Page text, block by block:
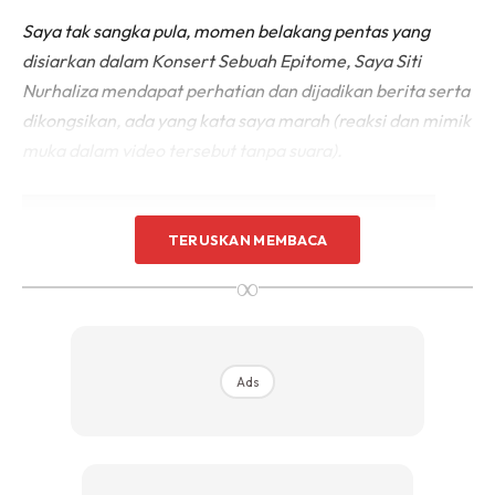
Saya tak sangka pula, momen belakang pentas yang
disiarkan dalam Konsert Sebuah Epitome, Saya Siti
Nurhaliza mendapat perhatian dan dijadikan berita serta
dikongsikan, ada yang kata saya marah (reaksi dan mimik
TERUSKAN MEMBACA
∞
Ads